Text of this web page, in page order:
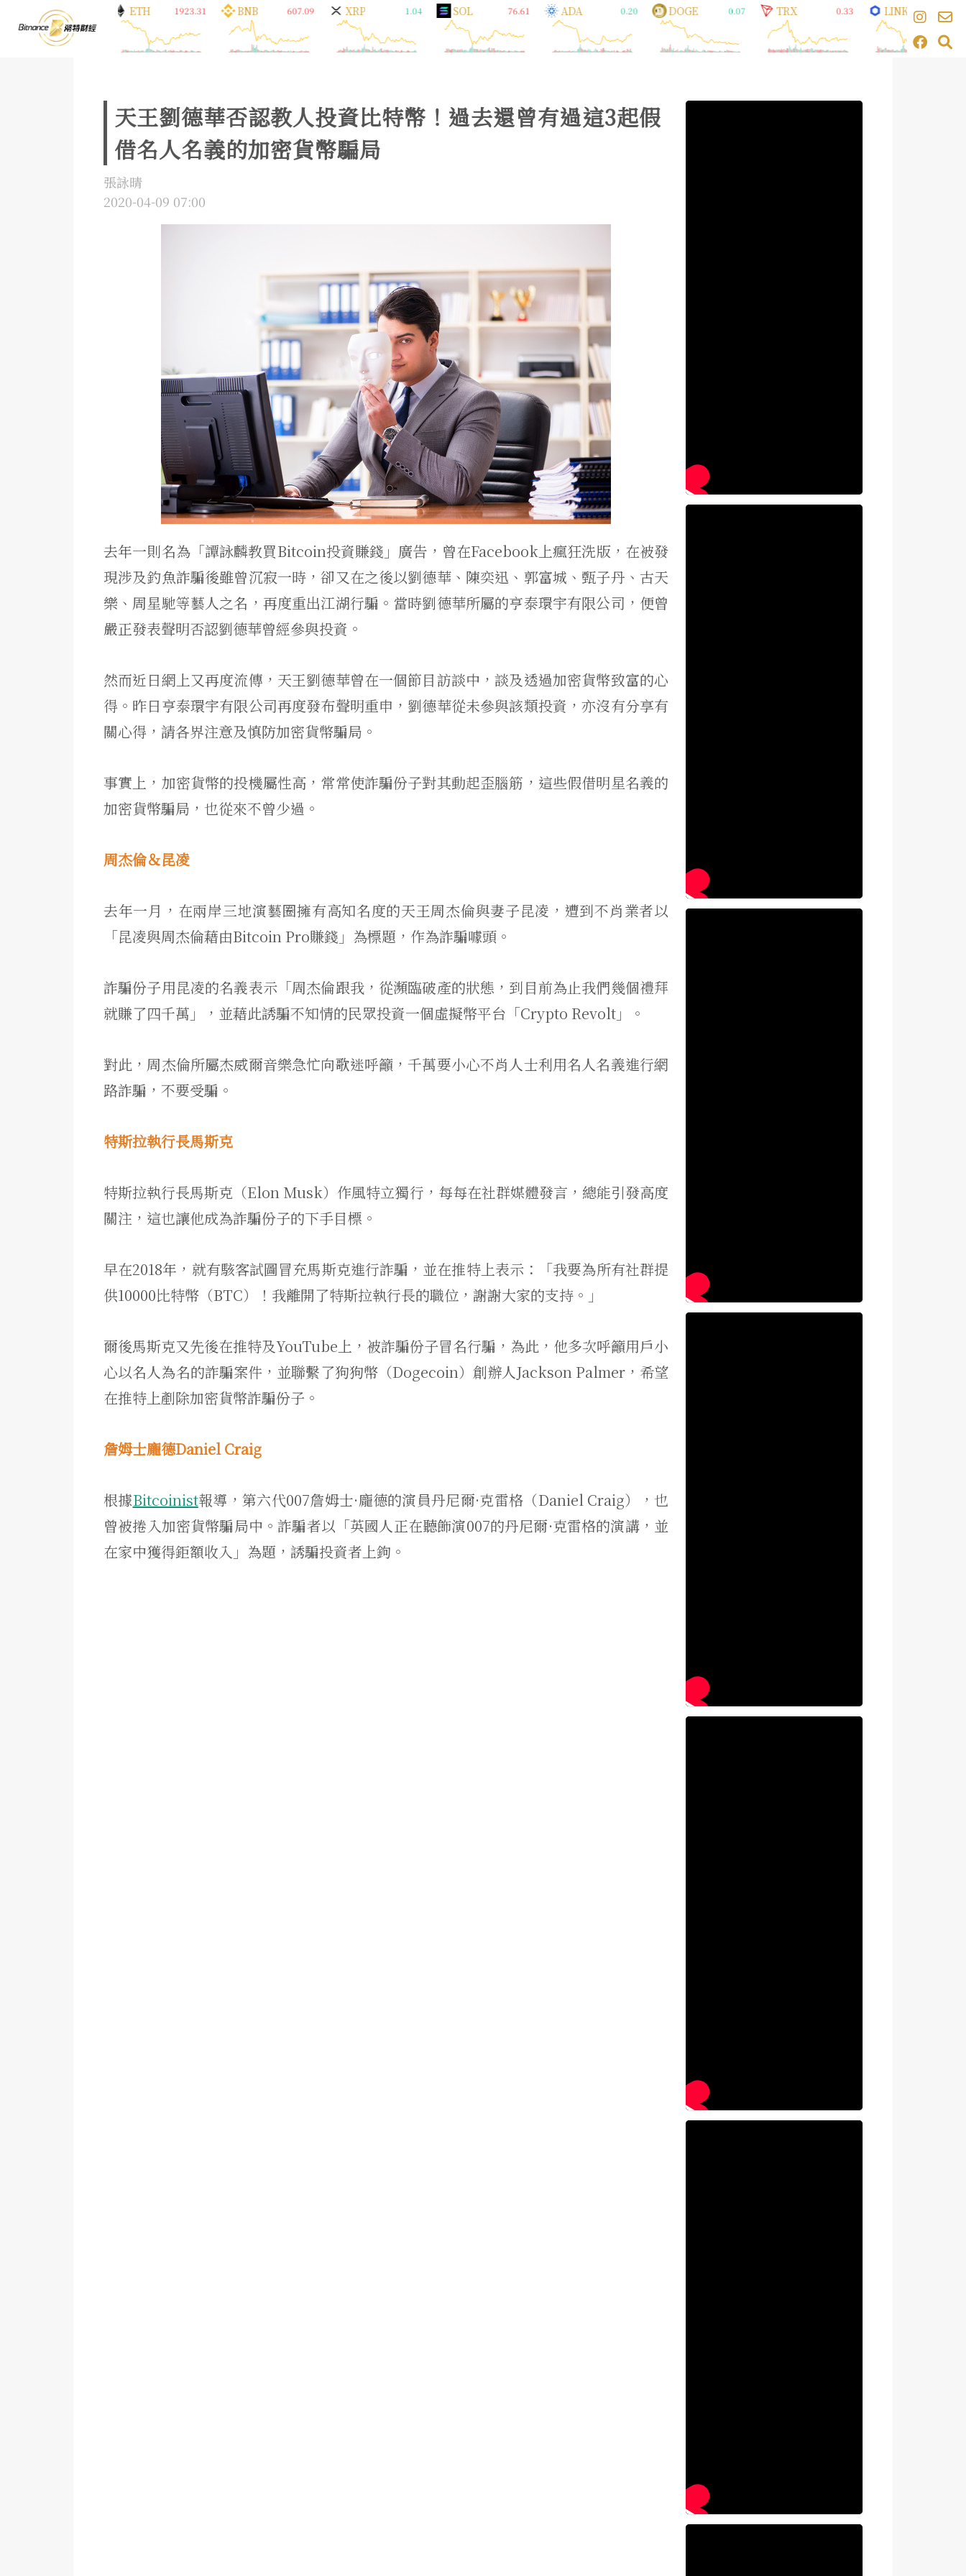
天王劉德華否認教人投資比特幣！過去還曾有過這3起假
借名人名義的加密貨幣騙局
張詠晴
2020-04-09 07:00
去年一則名為「譚詠麟教買Bitcoin投資賺錢」廣告，曾在Facebook上瘋狂洗版，在被發
現涉及釣魚詐騙後雖曾沉寂一時，卻又在之後以劉德華、陳奕迅、郭富城、甄子丹、古天
樂、周星馳等藝人之名，再度重出江湖行騙。當時劉德華所屬的亨泰環宇有限公司，便曾
嚴正發表聲明否認劉德華曾經參與投資。
然而近日網上又再度流傳，天王劉德華曾在一個節目訪談中，談及透過加密貨幣致富的心
得。昨日亨泰環宇有限公司再度發布聲明重申，劉德華從未參與該類投資，亦沒有分享有
關心得，請各界注意及慎防加密貨幣騙局。
事實上，加密貨幣的投機屬性高，常常使詐騙份子對其動起歪腦筋，這些假借明星名義的
加密貨幣騙局，也從來不曾少過。
周杰倫＆昆凌
去年一月，在兩岸三地演藝圈擁有高知名度的天王周杰倫與妻子昆凌，遭到不肖業者以
「昆凌與周杰倫藉由Bitcoin Pro賺錢」為標題，作為詐騙噱頭。
詐騙份子用昆凌的名義表示「周杰倫跟我，從瀕臨破產的狀態，到目前為止我們幾個禮拜
就賺了四千萬」，並藉此誘騙不知情的民眾投資一個虛擬幣平台「Crypto Revolt」。
對此，周杰倫所屬杰威爾音樂急忙向歌迷呼籲，千萬要小心不肖人士利用名人名義進行網
路詐騙，不要受騙。
特斯拉執行長馬斯克
特斯拉執行長馬斯克（Elon Musk）作風特立獨行，每每在社群媒體發言，總能引發高度
關注，這也讓他成為詐騙份子的下手目標。
早在2018年，就有駭客試圖冒充馬斯克進行詐騙，並在推特上表示：「我要為所有社群提
供10000比特幣（BTC）！我離開了特斯拉執行長的職位，謝謝大家的支持。」
爾後馬斯克又先後在推特及YouTube上，被詐騙份子冒名行騙，為此，他多次呼籲用戶小
心以名人為名的詐騙案件，並聯繫了狗狗幣（Dogecoin）創辦人Jackson Palmer，希望
在推特上剷除加密貨幣詐騙份子。
詹姆士龐德Daniel Craig
根據Bitcoinist報導，第六代007詹姆士·龐德的演員丹尼爾·克雷格（Daniel Craig），也
曾被捲入加密貨幣騙局中。詐騙者以「英國人正在聽飾演007的丹尼爾·克雷格的演講，並
在家中獲得鉅額收入」為題，誘騙投資者上鉤。
65218.00 ETH 1923.31 BNB 607.09 XRP SOL 76.61 ADA DOGE TRX LINK 8.30